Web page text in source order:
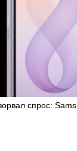
спрос: